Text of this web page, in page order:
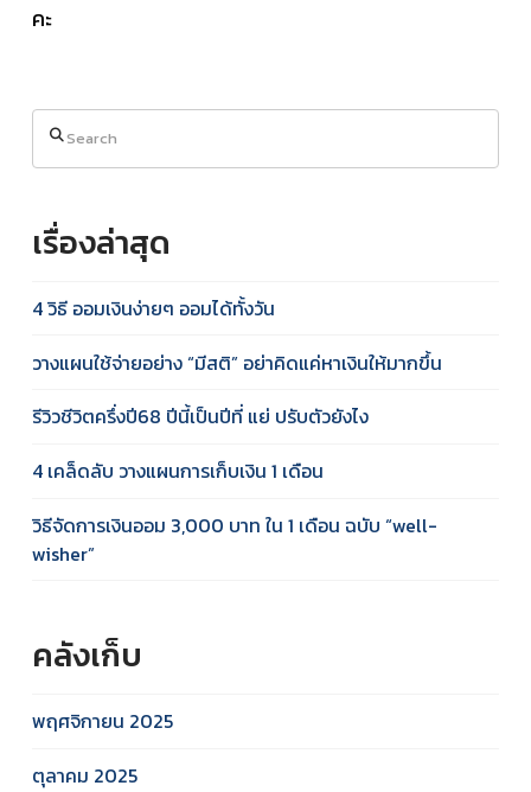
คะ
Search
เรื่องล่าสุด
4 วิธี ออมเงินง่ายๆ ออมได้ทั้งวัน
วางแผนใช้จ่ายอย่าง “มีสติ” อย่าคิดแค่หาเงินให้มากขึ้น
รีวิวชีวิตครึ่งปี68 ปีนี้เป็นปีที่ แย่ ปรับตัวยังไง
4 เคล็ดลับ วางแผนการเก็บเงิน 1 เดือน
วิธีจัดการเงินออม 3,000 บาท ใน 1 เดือน ฉบับ “well-
wisher”
คลังเก็บ
พฤศจิกายน 2025
ตุลาคม 2025